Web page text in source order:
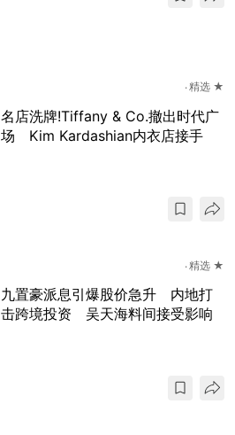
精选 ★
名店洗牌!Tiffany & Co.撤出时代广
场 Kim Kardashian内衣店接手
精选 ★
九置豪派息引爆股价急升 内地打
击跨境投资 吴天海料间接受影响